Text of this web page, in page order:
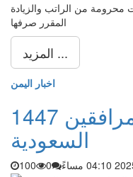
من الراتب والزيادة
المقرر صرفها
المزيد ...
اخبار اليمن
حاسبة رسوم المرافقين 1447
السعودية
0
100